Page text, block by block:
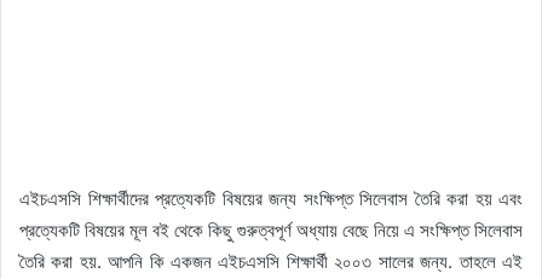
এইচএসসি শিক্ষার্থীদের প্রত্যেকটি বিষয়ের জন্য সংক্ষিপ্ত সিলেবাস তৈরি করা হয় এবং
প্রত্যেকটি বিষয়ের মূল বই থেকে কিছু গুরুত্বপূর্ণ অধ্যায় বেছে নিয়ে এ সংক্ষিপ্ত সিলেবাস
তৈরি করা হয়. আপনি কি একজন এইচএসসি শিক্ষার্থী ২০০৩ সালের জন্য. তাহলে এই